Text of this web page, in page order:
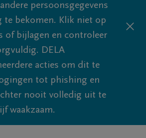
persoonsgegevens
te bekomen. Klik niet op
of bijlagen en controleer
DELA
acties om dit te
tot phishing en
nooit volledig uit te
waakzaam.